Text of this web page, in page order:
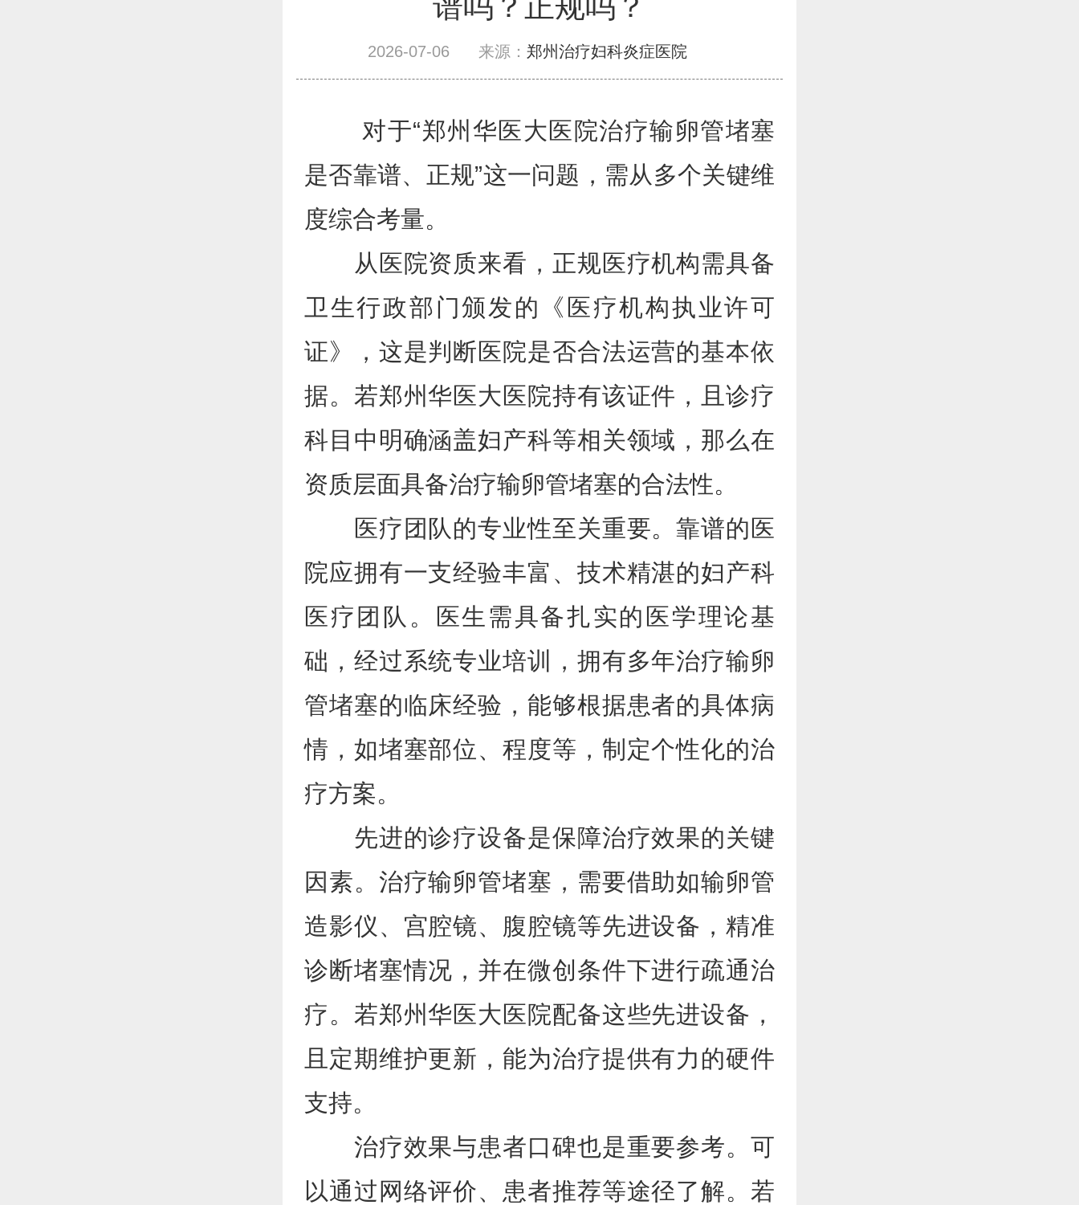
2026-07-06 来源： 郑州治疗妇科炎症医院
对于“郑州华医大医院治疗输卵管堵塞
是否靠谱、正规”这一问题，需从多个关键维
度综合考量。
从医院资质来看，正规医疗机构需具备
卫生行政部门颁发的《医疗机构执业许可
证》，这是判断医院是否合法运营的基本依
据。若郑州华医大医院持有该证件，且诊疗
科目中明确涵盖妇产科等相关领域，那么在
资质层面具备治疗输卵管堵塞的合法性。
医疗团队的专业性至关重要。靠谱的医
院应拥有一支经验丰富、技术精湛的妇产科
医疗团队。医生需具备扎实的医学理论基
础，经过系统专业培训，拥有多年治疗输卵
管堵塞的临床经验，能够根据患者的具体病
情，如堵塞部位、程度等，制定个性化的治
疗方案。
先进的诊疗设备是保障治疗效果的关键
因素。治疗输卵管堵塞，需要借助如输卵管
造影仪、宫腔镜、腹腔镜等先进设备，精准
诊断堵塞情况，并在微创条件下进行疏通治
疗。若郑州华医大医院配备这些先进设备，
且定期维护更新，能为治疗提供有力的硬件
支持。
治疗效果与患者口碑也是重要参考。可
以通过网络评价、患者推荐等途径了解。若